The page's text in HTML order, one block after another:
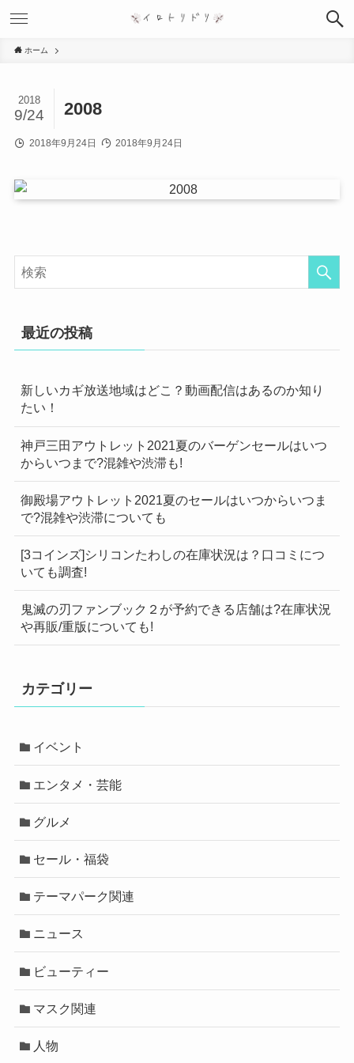
ホーム
2008
2018
9/24
2018年9月24日 2018年9月24日
最近の投稿
新しいカギ放送地域はどこ？動画配信はあるのか知り
たい！
神戸三田アウトレット2021夏のバーゲンセールはいつ
からいつまで?混雑や渋滞も!
御殿場アウトレット2021夏のセールはいつからいつま
で?混雑や渋滞についても
[3コインズ]シリコンたわしの在庫状況は？口コミにつ
いても調査!
鬼滅の刃ファンブック２が予約できる店舗は?在庫状況
や再販/重版についても!
カテゴリー
イベント
エンタメ・芸能
グルメ
セール・福袋
テーマパーク関連
ニュース
ビューティー
マスク関連
人物